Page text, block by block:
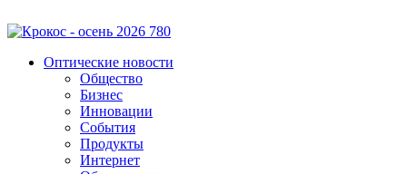
Оптические новости
Общество
Бизнес
Инновации
События
Продукты
Интернет